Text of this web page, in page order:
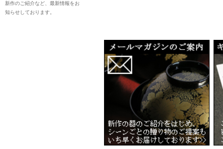
新作のご紹介など、最新情報をお
知らせしております。